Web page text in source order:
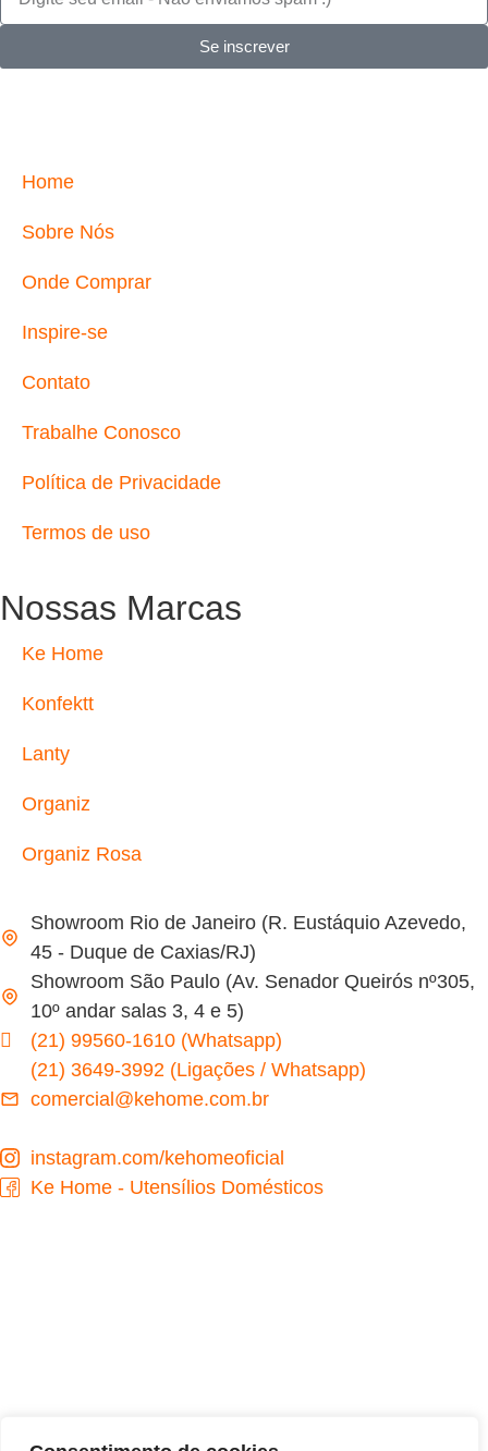
Se inscrever
Home
Sobre Nós
Onde Comprar
Inspire-se
Contato
Trabalhe Conosco
Política de Privacidade
Termos de uso
Nossas Marcas
Ke Home
Konfektt
Lanty
Organiz
Organiz Rosa
Showroom Rio de Janeiro (R. Eustáquio Azevedo,
45 - Duque de Caxias/RJ)
Showroom São Paulo (Av. Senador Queirós nº305,
10º andar salas 3, 4 e 5)
(21) 99560-1610 (Whatsapp)
(21) 3649-3992 (Ligações / Whatsapp)
comercial@kehome.com.br
instagram.com/kehomeoficial
Ke Home - Utensílios Domésticos